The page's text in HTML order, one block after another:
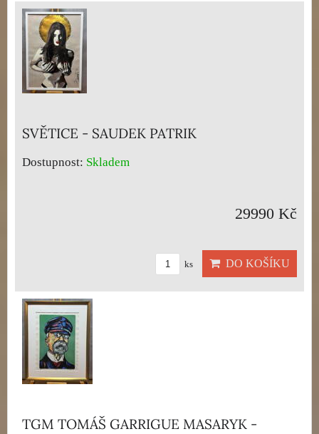
SVĚTICE - SAUDEK PATRIK
Dostupnost: Skladem
29990 Kč
ks DO KOŠÍKU
TGM TOMÁŠ GARRIGUE MASARYK -